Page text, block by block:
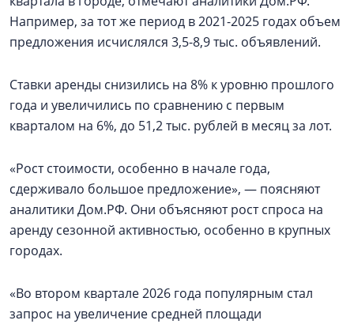
Например, за тот же период в 2021-2025 годах объем
предложения исчислялся 3,5-8,9 тыс. объявлений.
Ставки аренды снизились на 8% к уровню прошлого
года и увеличились по сравнению с первым
кварталом на 6%, до 51,2 тыс. рублей в месяц за лот.
«Рост стоимости, особенно в начале года,
сдерживало большое предложение», — поясняют
аналитики Дом.РФ. Они объясняют рост спроса на
аренду сезонной активностью, особенно в крупных
городах.
«Во втором квартале 2026 года популярным стал
запрос на увеличение средней площади